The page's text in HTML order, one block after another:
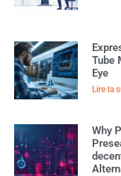
Tube
Eye
Lire la
Why